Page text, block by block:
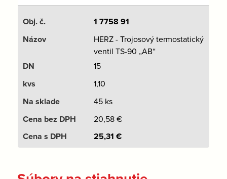
1 7758 91
HERZ - Trojosový termostatický
ventil TS-90 „AB“
15
1,10
45 ks
20,58€
25,31 €